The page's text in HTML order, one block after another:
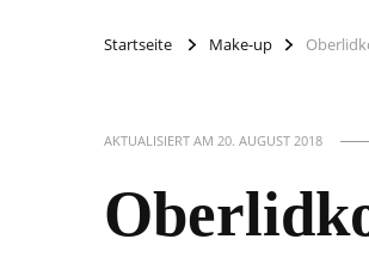
Startseite Make-up
AKTUALISIERT AM 20. AUGUST 2018